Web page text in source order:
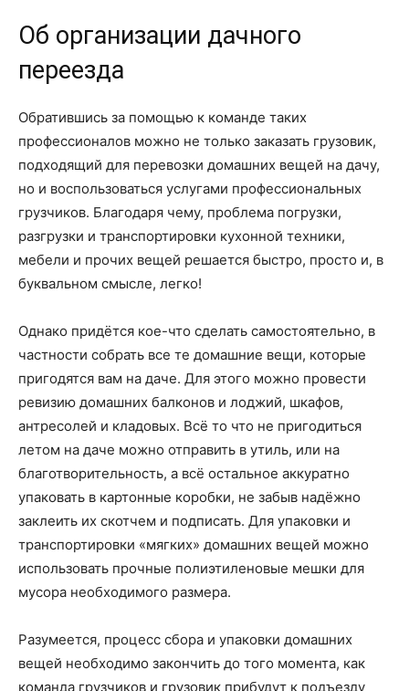
Об организации дачного
переезда
Обратившись за помощью к команде таких
профессионалов можно не только заказать грузовик,
подходящий для перевозки домашних вещей на дачу,
но и воспользоваться услугами профессиональных
грузчиков. Благодаря чему, проблема погрузки,
разгрузки и транспортировки кухонной техники,
мебели и прочих вещей решается быстро, просто и, в
буквальном смысле, легко!
Однако придётся кое-что сделать самостоятельно, в
частности собрать все те домашние вещи, которые
пригодятся вам на даче. Для этого можно провести
ревизию домашних балконов и лоджий, шкафов,
антресолей и кладовых. Всё то что не пригодиться
летом на даче можно отправить в утиль, или на
благотворительность, а всё остальное аккуратно
упаковать в картонные коробки, не забыв надёжно
заклеить их скотчем и подписать. Для упаковки и
транспортировки «мягких» домашних вещей можно
использовать прочные полиэтиленовые мешки для
мусора необходимого размера.
Разумеется, процесс сбора и упаковки домашних
вещей необходимо закончить до того момента, как
команда грузчиков и грузовик прибудут к подъезду